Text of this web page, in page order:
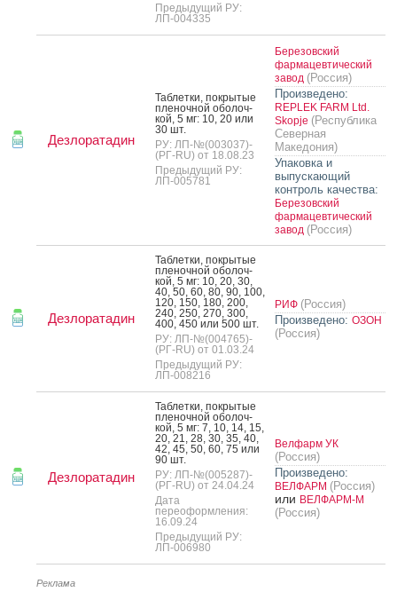
Предыдущий РУ:
ЛП-004335
Дезлоратадин
Таб­летки, пок­ры­тые
пле­ноч­ной обо­лоч­
кой, 5 мг: 10, 20 или
30 шт.
РУ: ЛП-№(003037)-
(РГ-RU) от 18.08.23
Предыдущий РУ:
ЛП-005781
Березовский
фармацевтический
завод (Россия)
Произведено:
REPLEK FARM Ltd.
Skopje (Республика
Северная
Македония)
Упаковка и
выпускающий
контроль качества:
Березовский
фармацевтический
завод (Россия)
Дезлоратадин
Таб­летки, пок­ры­тые
пле­ноч­ной обо­лоч­
кой, 5 мг: 10, 20, 30,
40, 50, 60, 80, 90, 100,
120, 150, 180, 200,
240, 250, 270, 300,
400, 450 или 500 шт.
РУ: ЛП-№(004765)-
(РГ-RU) от 01.03.24
Предыдущий РУ:
ЛП-008216
РИФ (Россия)
Произведено: ОЗОН
(Россия)
Дезлоратадин
Таб­летки, пок­ры­тые
пле­ноч­ной обо­лоч­
кой, 5 мг: 7, 10, 14, 15,
20, 21, 28, 30, 35, 40,
42, 45, 50, 60, 75 или
90 шт.
РУ: ЛП-№(005287)-
(РГ-RU) от 24.04.24
Дата
переоформления:
16.09.24
Предыдущий РУ:
ЛП-006980
Велфарм УК
(Россия)
Произведено:
ВЕЛФАРМ (Россия)
или ВЕЛФАРМ-М
(Россия)
Реклама